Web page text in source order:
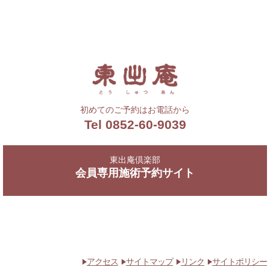
初めてのご予約はお電話から
Tel 0852-60-9039
東出庵倶楽部
会員専用施術予約サイト
アクセス サイトマップ リンク サイトポリシー